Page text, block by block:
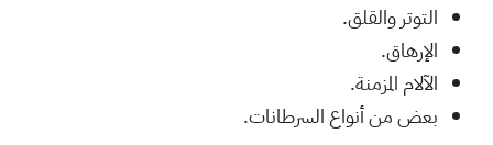
التوتر والقلق.
الإرهاق.
الآلام المزمنة.
بعض من أنواع السرطانات.